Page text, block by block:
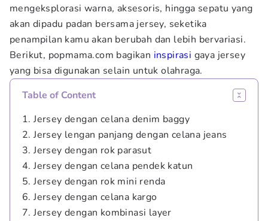
mengeksplorasi warna, aksesoris, hingga sepatu yang
akan dipadu padan bersama jersey, seketika
penampilan kamu akan berubah dan lebih bervariasi.
Berikut, popmama.com bagikan inspirasi gaya jersey
yang bisa digunakan selain untuk olahraga.
Table of Content
1. Jersey dengan celana denim baggy
2. Jersey lengan panjang dengan celana jeans
3. Jersey dengan rok parasut
4. Jersey dengan celana pendek katun
5. Jersey dengan rok mini renda
6. Jersey dengan celana kargo
7. Jersey dengan kombinasi layer